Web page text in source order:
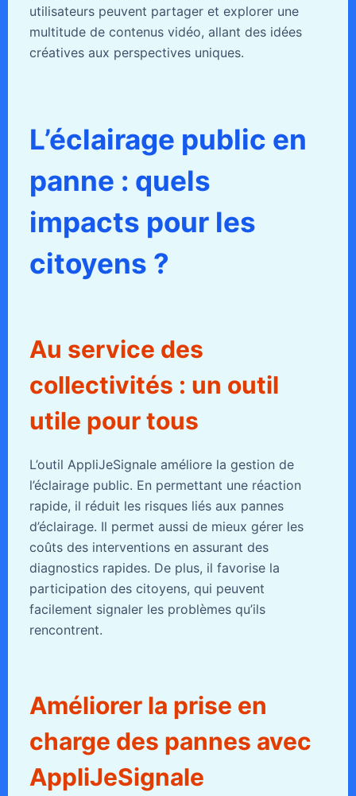
utilisateurs peuvent partager et explorer une
multitude de contenus vidéo, allant des idées
créatives aux perspectives uniques.
L’éclairage public en
panne : quels
impacts pour les
citoyens ?
Au service des
collectivités : un outil
utile pour tous
L’outil AppliJeSignale améliore la gestion de
l’éclairage public. En permettant une réaction
rapide, il réduit les risques liés aux pannes
d’éclairage. Il permet aussi de mieux gérer les
coûts des interventions en assurant des
diagnostics rapides. De plus, il favorise la
participation des citoyens, qui peuvent
facilement signaler les problèmes qu’ils
rencontrent.
Améliorer la prise en
charge des pannes avec
AppliJeSignale